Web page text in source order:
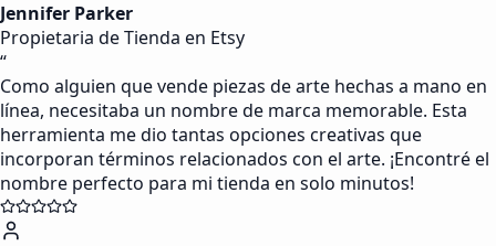
Jennifer Parker
Propietaria de Tienda en Etsy
“
Como alguien que vende piezas de arte hechas a mano en
línea, necesitaba un nombre de marca memorable. Esta
herramienta me dio tantas opciones creativas que
incorporan términos relacionados con el arte. ¡Encontré el
nombre perfecto para mi tienda en solo minutos!